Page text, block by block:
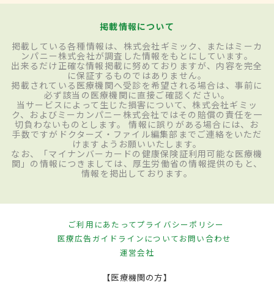
掲載情報について
掲載している各種情報は、株式会社ギミック、またはミーカ
ンパニー株式会社が調査した情報をもとにしています。
出来るだけ正確な情報掲載に努めておりますが、内容を完全
に保証するものではありません。
掲載されている医療機関へ受診を希望される場合は、事前に
必ず該当の医療機関に直接ご確認ください。
当サービスによって生じた損害について、株式会社ギミッ
ク、およびミーカンパニー株式会社ではその賠償の責任を一
切負わないものとします。 情報に誤りがある場合には、お
手数ですがドクターズ・ファイル編集部までご連絡をいただ
けますようお願いいたします。
なお、「マイナンバーカードの健康保険証利用可能な医療機
関」の情報につきましては、厚生労働省の情報提供のもと、
情報を掲出しております。
ご利用にあたってプライバシーポリシー
医療広告ガイドラインについてお問い合わせ
運営会社
【医療機関の方】